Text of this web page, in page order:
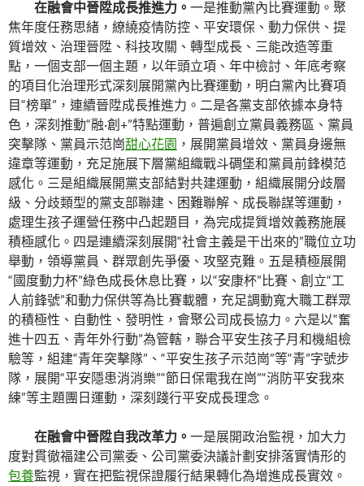
在融會中晉陞成長推進力。 一是推動黨內比賽運動。聚
焦年度任務思緒，繚繞疫情防控、平安環保、動力保供、提
質增效、治理晉陞、科技攻關、轉型成長、三能改造等重
點，一個支部一個主題，以年頭立項、年中檢討、年底考察
的項目化治理形式深刻展開黨內比賽運動，明白黨內比賽項
目“榜單”，連續晉陞成長推進力。二是各黨支部依據本身特
色，深刻推動“融·創+”特點運動，普遍創立黨員義務區、黨員
突擊隊、黨員示范崗甜心花園 ，展開黨員增效、黨員身邊無
違章等運動，充足施展下層黨組織戰斗碉堡和黨員前鋒模范
感化。三是組織展開黨支部結對共建運動，組織展開分歧層
級、分歧類型的黨支部聯建、困難聯解、成長聯謀等運動，
處理生孩子運營任務中凸起題目，為完成提質增效義務施展
積極感化。四是連續深刻展開“社會主義是干出來的”職位立功
舉動，領導黨員、群眾創先爭優、攻堅克難。五是積極展開
“國度動力杯”綠色成長休息比賽，以“安康杯”比賽、創立“工
人前鋒號”和動力保供等為比賽載體，充足調動寬大職工群眾
的積極性、自動性、發明性，會聚公司成長協力。六是以“奮
進十四五、青年外行動”為管轄，聯合平安生孩子月和機組檢
驗等，組建“青年突擊隊”、“平安生孩子示范崗”等“青”字號步
隊，展開“平安隱患消消樂”“節日保電我在崗”“消防平安我來
練”等主題團日運動，深刻踐行平安成長理念。
在融會中晉陞自我改革力。 一是展開政治監視，加大力
度對貫徹福建公司黨委、公司黨委決議計劃安排落實情形的
包養監視，實在把監視保證履行結果轉化為增進成長實效。